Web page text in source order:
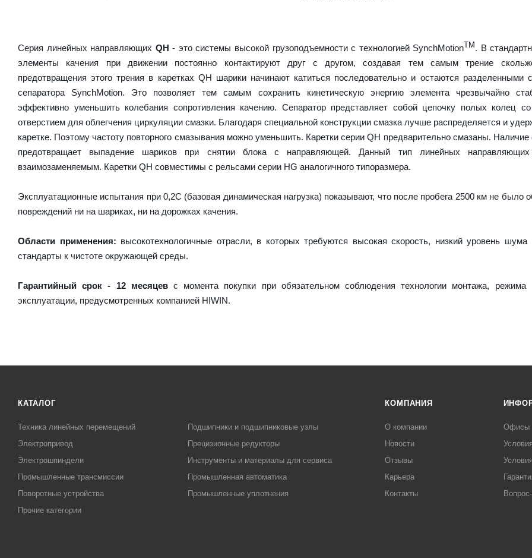
Серия линейных направляющих QH - это системы высокой грузоподъемности с технологией SynchMotion TM . В
элементы качения при движении постоянно контактируют друг с другом, создавая тем самым трение
предотвращения этого трения в каретках QH шарики начинают катиться последовательно и остаются
сепаратора SynchMotion. Это позволяет тем самым сохранить кинетическую энергию элемента чрезвычайно
эффективно уменьшить колебания сопротивления качению. Сепаратор представляет собой цепочку полых колец
отверстием для облегчения циркуляции смазки. Благодаря специальной конструкции смазка лучше распределяется и
каретке. Поэтому частоту повторного смазывания можно уменьшить. Каретки серии QH предварительно смазаны. Наличие
предотвращает выпадение шариков при снятии блока с направляющей. Данный тип линейных направляющих
взаимозаменяемым. Каретки QH совместимы с рельсами серии HG аналогичного типоразмера.
Эксплуатационные испытания при 0,2C (базовая динамическая нагрузка) показывают, что после пробега 2500 км не было
повреждений ни на шариках, ни на дорожках качения.
Области применения: высокотехнологичные отрасли, в которых требуются высокая скорость, низкий уровень
стандарты к чистоте окружающей среды.
Гарантийный срок - 12 месяцевс момента покупки при обязательном соблюдения технологии монтажа, режима
эксплуатации, предусмотренных компанией HIWIN.
КАТАЛОГ
Техника линейных перемещений
Подшипники и подшипниковые узлы
Электропривод
Прецизионные редукторы
Электрошпиндели
Инструменты и материалы для сервиса
Промышленные трансмиссии
Промышленная автоматика
Поворотные устройства
Промышленные уплотнения
Прочие категории
КОМПАНИЯ
О компании
Новости
Отзывы
Карьера
Контакты
Офисы